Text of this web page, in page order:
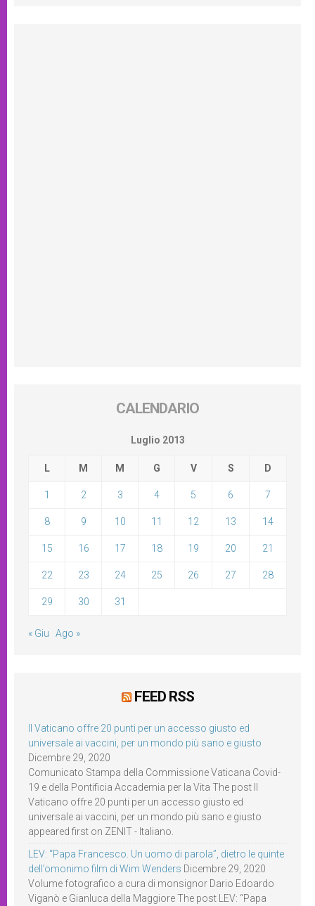
CALENDARIO
Luglio 2013
L M M G V S D
1 2 3 4 5 6 7
8 9 10 11 12 13 14
15 16 17 18 19 20 21
22 23 24 25 26 27 28
29 30 31
« Giu Ago »
FEED RSS
Il Vaticano offre 20 punti per un accesso giusto ed
universale ai vaccini, per un mondo più sano e giusto
Dicembre 29, 2020
Comunicato Stampa della Commissione Vaticana Covid-
19 e della Pontificia Accademia per la Vita The post Il
Vaticano offre 20 punti per un accesso giusto ed
universale ai vaccini, per un mondo più sano e giusto
appeared first on ZENIT - Italiano.
LEV: “Papa Francesco. Un uomo di parola”, dietro le quinte
dell’omonimo film di Wim Wenders Dicembre 29, 2020
Volume fotografico a cura di monsignor Dario Edoardo
Viganò e Gianluca della Maggiore The post LEV: “Papa